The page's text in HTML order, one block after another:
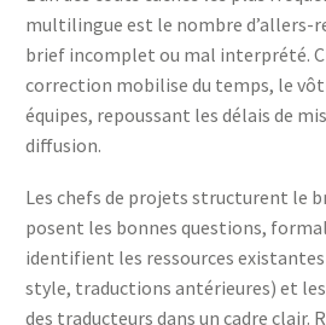
multilingue est le nombre d’allers-
brief incomplet ou mal interprété.
correction mobilise du temps, le
équipes, repoussant les délais de
diffusion.
Les chefs de projets structurent le
posent les bonnes questions,
identifient les ressources
style, traductions antérieures) et
des traducteurs dans un cadre clair.